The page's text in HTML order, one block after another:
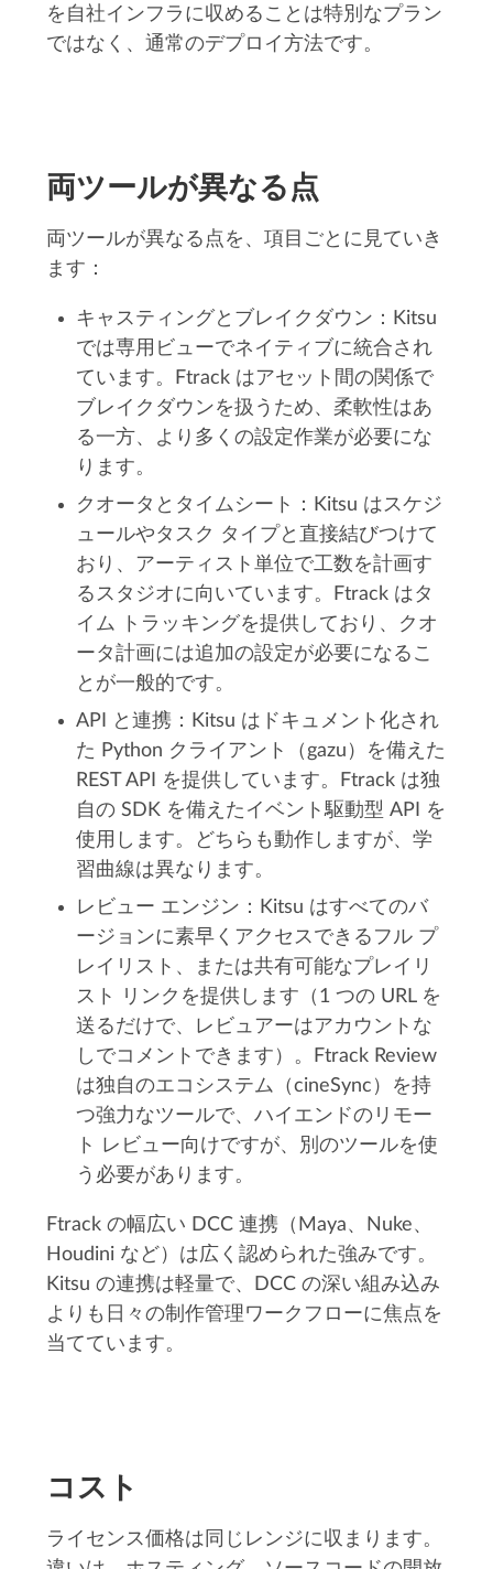
を自社インフラに収めることは特別なプラン
ではなく、通常のデプロイ方法です。
両ツールが異なる点
両ツールが異なる点を、項目ごとに見ていき
ます：
キャスティングとブレイクダウン：Kitsu
では専用ビューでネイティブに統合され
ています。Ftrack はアセット間の関係で
ブレイクダウンを扱うため、柔軟性はあ
る一方、より多くの設定作業が必要にな
ります。
クオータとタイムシート：Kitsu はスケジ
ュールやタスク タイプと直接結びつけて
おり、アーティスト単位で工数を計画す
るスタジオに向いています。Ftrack はタ
イム トラッキングを提供しており、クオ
ータ計画には追加の設定が必要になるこ
とが一般的です。
API と連携：Kitsu はドキュメント化され
た Python クライアント（gazu）を備えた
REST API を提供しています。Ftrack は独
自の SDK を備えたイベント駆動型 API を
使用します。どちらも動作しますが、学
習曲線は異なります。
レビュー エンジン：Kitsu はすべてのバ
ージョンに素早くアクセスできるフル プ
レイリスト、または共有可能なプレイリ
スト リンクを提供します（1 つの URL を
送るだけで、レビュアーはアカウントな
しでコメントできます）。Ftrack Review
は独自のエコシステム（cineSync）を持
つ強力なツールで、ハイエンドのリモー
ト レビュー向けですが、別のツールを使
う必要があります。
Ftrack の幅広い DCC 連携（Maya、Nuke、
Houdini など）は広く認められた強みです。
Kitsu の連携は軽量で、DCC の深い組み込み
よりも日々の制作管理ワークフローに焦点を
当てています。
コスト
ライセンス価格は同じレンジに収まります。